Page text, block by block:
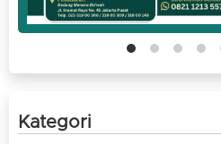
Kategori